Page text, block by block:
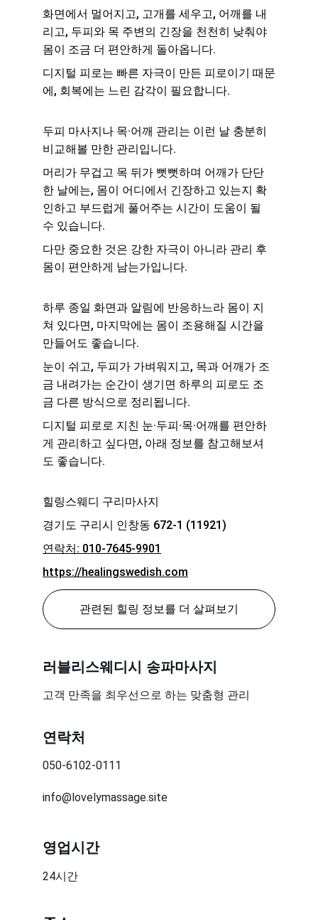
화면에서 멀어지고, 고개를 세우고, 어깨를 내
리고, 두피와 목 주변의 긴장을 천천히 낮춰야
몸이 조금 더 편안하게 돌아옵니다.
디지털 피로는 빠른 자극이 만든 피로이기 때문
에, 회복에는 느린 감각이 필요합니다.
두피 마사지나 목·어깨 관리는 이런 날 충분히
비교해볼 만한 관리입니다.
머리가 무겁고 목 뒤가 뻣뻣하며 어깨가 단단
한 날에는, 몸이 어디에서 긴장하고 있는지 확
인하고 부드럽게 풀어주는 시간이 도움이 될
수 있습니다.
다만 중요한 것은 강한 자극이 아니라 관리 후
몸이 편안하게 남는가입니다.
하루 종일 화면과 알림에 반응하느라 몸이 지
쳐 있다면, 마지막에는 몸이 조용해질 시간을
만들어도 좋습니다.
눈이 쉬고, 두피가 가벼워지고, 목과 어깨가 조
금 내려가는 순간이 생기면 하루의 피로도 조
금 다른 방식으로 정리됩니다.
디지털 피로로 지친 눈·두피·목·어깨를 편안하
게 관리하고 싶다면, 아래 정보를 참고해보셔
도 좋습니다.
힐링스웨디 구리마사지
경기도 구리시 인창동 672-1 (11921)
연락처: 010-7645-9901
https://healingswedish.com
관련된 힐링 정보를 더 살펴보기
러블리스웨디시 송파마사지
고객 만족을 최우선으로 하는 맞춤형 관리
연락처
영업시간
050-6102-0111
info@lovelymassage.site
24시간